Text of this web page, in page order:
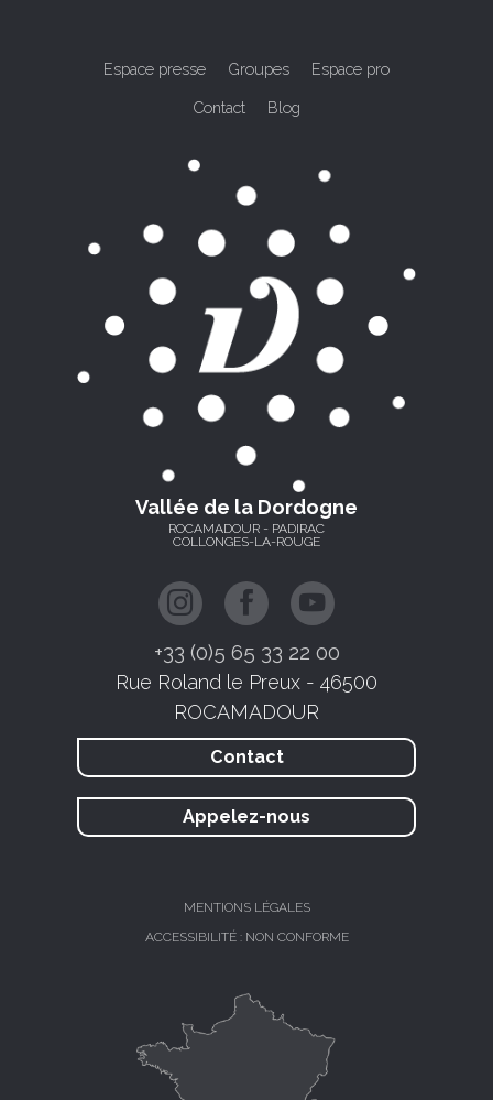
Espace presse Groupes Espace pro
Contact Blog
Vallée de la Dordogne
ROCAMADOUR - PADIRAC
COLLONGES-LA-ROUGE
+33 (0)5 65 33 22 00
Rue Roland le Preux - 46500
ROCAMADOUR
Contact
Appelez-nous
MENTIONS LÉGALES
ACCESSIBILITÉ : NON CONFORME